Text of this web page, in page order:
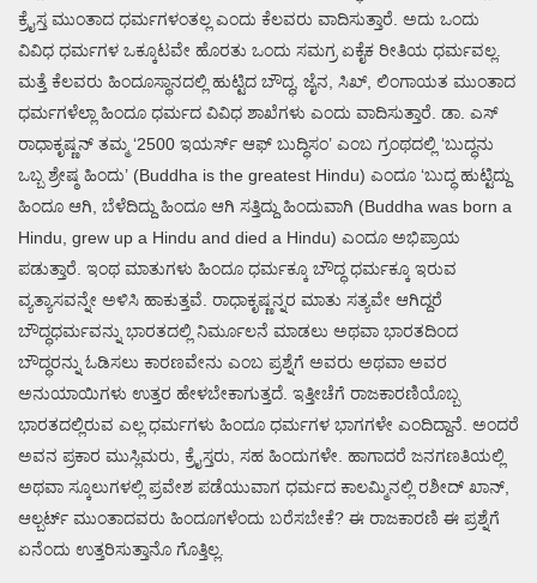
ಕ್ರೈಸ್ತ ಮುಂತಾದ ಧರ್ಮಗಳಂತಲ್ಲ ಎಂದು ಕೆಲವರು ವಾದಿಸುತ್ತಾರೆ. ಅದು ಒಂದು
ವಿವಿಧ ಧರ್ಮಗಳ ಒಕ್ಕೂಟವೇ ಹೊರತು ಒಂದು ಸಮಗ್ರ ಏಕೈಕ ರೀತಿಯ ಧರ್ಮವಲ್ಲ.
ಮತ್ತೆ ಕೆಲವರು ಹಿಂದೂಸ್ಥಾನದಲ್ಲಿ ಹುಟ್ಟಿದ ಬೌದ್ಧ, ಜೈನ, ಸಿಖ್, ಲಿಂಗಾಯತ ಮುಂತಾದ
ಧರ್ಮಗಳೆಲ್ಲಾ ಹಿಂದೂ ಧರ್ಮದ ವಿವಿಧ ಶಾಖೆಗಳು ಎಂದು ವಾದಿಸುತ್ತಾರೆ. ಡಾ. ಎಸ್
ರಾಧಾಕೃಷ್ಣನ್ ತಮ್ಮ ‘2500 ಇಯರ್ಸ್ ಆಫ್ ಬುದ್ಧಿಸಂ’ ಎಂಬ ಗ್ರಂಥದಲ್ಲಿ ‘ಬುದ್ಧನು
ಒಬ್ಬ ಶ್ರೇಷ್ಠ ಹಿಂದು’ (Buddha is the greatest Hindu) ಎಂದೂ ‘ಬುದ್ಧ ಹುಟ್ಟಿದ್ದು
ಹಿಂದೂ ಆಗಿ, ಬೆಳೆದಿದ್ದು ಹಿಂದೂ ಆಗಿ ಸತ್ತಿದ್ದು ಹಿಂದುವಾಗಿ (Buddha was born a
Hindu, grew up a Hindu and died a Hindu) ಎಂದೂ ಅಭಿಪ್ರಾಯ
ಪಡುತ್ತಾರೆ. ಇಂಥ ಮಾತುಗಳು ಹಿಂದೂ ಧರ್ಮಕ್ಕೂ ಬೌದ್ಧ ಧರ್ಮಕ್ಕೂ ಇರುವ
ವ್ಯತ್ಯಾಸವನ್ನೇ ಅಳಿಸಿ ಹಾಕುತ್ತವೆ. ರಾಧಾಕೃಷ್ಣನ್ನರ ಮಾತು ಸತ್ಯವೇ ಆಗಿದ್ದರೆ
ಬೌದ್ಧಧರ್ಮವನ್ನು ಭಾರತದಲ್ಲಿ ನಿರ್ಮೂಲನೆ ಮಾಡಲು ಅಥವಾ ಭಾರತದಿಂದ
ಬೌದ್ಧರನ್ನು ಓಡಿಸಲು ಕಾರಣವೇನು ಎಂಬ ಪ್ರಶ್ನೆಗೆ ಅವರು ಅಥವಾ ಅವರ
ಅನುಯಾಯಿಗಳು ಉತ್ತರ ಹೇಳಬೇಕಾಗುತ್ತದೆ. ಇತ್ತೀಚೆಗೆ ರಾಜಕಾರಣಿಯೊಬ್ಬ
ಭಾರತದಲ್ಲಿರುವ ಎಲ್ಲ ಧರ್ಮಗಳು ಹಿಂದೂ ಧರ್ಮಗಳ ಭಾಗಗಳೇ ಎಂದಿದ್ದಾನೆ. ಅಂದರೆ
ಅವನ ಪ್ರಕಾರ ಮುಸ್ಲಿಮರು, ಕ್ರೈಸ್ತರು, ಸಹ ಹಿಂದುಗಳೇ. ಹಾಗಾದರೆ ಜನಗಣತಿಯಲ್ಲಿ
ಅಥವಾ ಸ್ಕೂಲುಗಳಲ್ಲಿ ಪ್ರವೇಶ ಪಡೆಯುವಾಗ ಧರ್ಮದ ಕಾಲಮ್ಮಿನಲ್ಲಿ ರಶೀದ್ ಖಾನ್,
ಆಲ್ಬರ್ಟ್ ಮುಂತಾದವರು ಹಿಂದೂಗಳೆಂದು ಬರೆಸಬೇಕೆ? ಈ ರಾಜಕಾರಣಿ ಈ ಪ್ರಶ್ನೆಗೆ
ಏನೆಂದು ಉತ್ತರಿಸುತ್ತಾನೊ ಗೊತ್ತಿಲ್ಲ.